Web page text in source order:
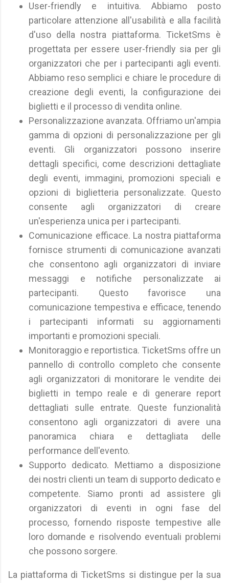
User-friendly e intuitiva. Abbiamo posto
particolare attenzione all'usabilità e alla facilità
d'uso della nostra piattaforma. TicketSms è
progettata per essere user-friendly sia per gli
organizzatori che per i partecipanti agli eventi.
Abbiamo reso semplici e chiare le procedure di
creazione degli eventi, la configurazione dei
biglietti e il processo di vendita online.
Personalizzazione avanzata. Offriamo un'ampia
gamma di opzioni di personalizzazione per gli
eventi. Gli organizzatori possono inserire
dettagli specifici, come descrizioni dettagliate
degli eventi, immagini, promozioni speciali e
opzioni di biglietteria personalizzate. Questo
consente agli organizzatori di creare
un'esperienza unica per i partecipanti.
Comunicazione efficace. La nostra piattaforma
fornisce strumenti di comunicazione avanzati
che consentono agli organizzatori di inviare
messaggi e notifiche personalizzate ai
partecipanti. Questo favorisce una
comunicazione tempestiva e efficace, tenendo
i partecipanti informati su aggiornamenti
importanti e promozioni speciali.
Monitoraggio e reportistica. TicketSms offre un
pannello di controllo completo che consente
agli organizzatori di monitorare le vendite dei
biglietti in tempo reale e di generare report
dettagliati sulle entrate. Queste funzionalità
consentono agli organizzatori di avere una
panoramica chiara e dettagliata delle
performance dell'evento.
Supporto dedicato. Mettiamo a disposizione
dei nostri clienti un team di supporto dedicato e
competente. Siamo pronti ad assistere gli
organizzatori di eventi in ogni fase del
processo, fornendo risposte tempestive alle
loro domande e risolvendo eventuali problemi
che possono sorgere.
La piattaforma di TicketSms si distingue per la sua